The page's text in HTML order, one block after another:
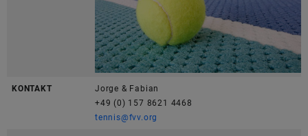
KONTAKT
Jorge & Fabian
+49 (0) 157 8621 4468
tennis@fvv.org